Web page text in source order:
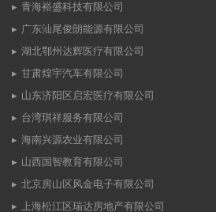
青海裕盛科技有限公司
广东汕尾俊朗能源有限公司
湖北鄂州达辉医疗有限公司
甘肃煌宇汽车有限公司
山东济阳区启宏医疗有限公司
台湾琪祥服务有限公司
海南兴源农业有限公司
山西国智教育有限公司
北京房山区风金电子有限公司
上海松江区瑞达房地产有限公司